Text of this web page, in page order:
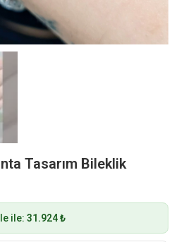
Tasarım Bileklik
ile: 31.924 ₺